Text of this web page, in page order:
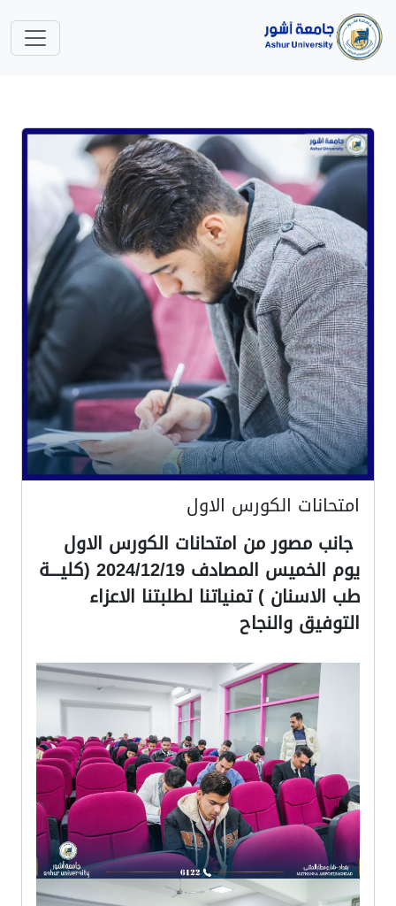
امتحانات الكورس الاول
جانب مصور من امتحانات الكورس الاول
يوم الخميس المصادف 2024/12/19 (كليــــة
طب الاسنان ) تمنياتنا لطلبتنا الاعزاء
التوفيق والنجاح